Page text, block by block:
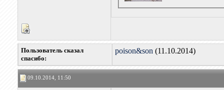
Пользователь сказал
cпасибо:
poison&son (11.10.2014)
09.10.2014, 11:50